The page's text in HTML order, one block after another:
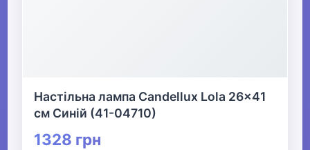
Настільна лампа Candellux Lola 26x41
см Синій (41-04710)
1328 грн